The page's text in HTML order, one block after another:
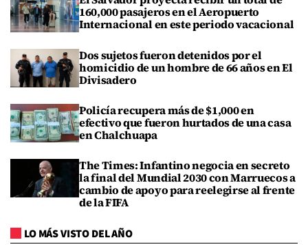
160,000 pasajeros en el Aeropuerto
Internacional en este periodo vacacional
Dos sujetos fueron detenidos por el
homicidio de un hombre de 66 años en El
Divisadero
Policía recupera más de $1,000 en
efectivo que fueron hurtados de una casa
en Chalchuapa
The Times: Infantino negocia en secreto
la final del Mundial 2030 con Marruecos a
cambio de apoyo para reelegirse al frente
de la FIFA
LO MÁS VISTO DEL AÑO